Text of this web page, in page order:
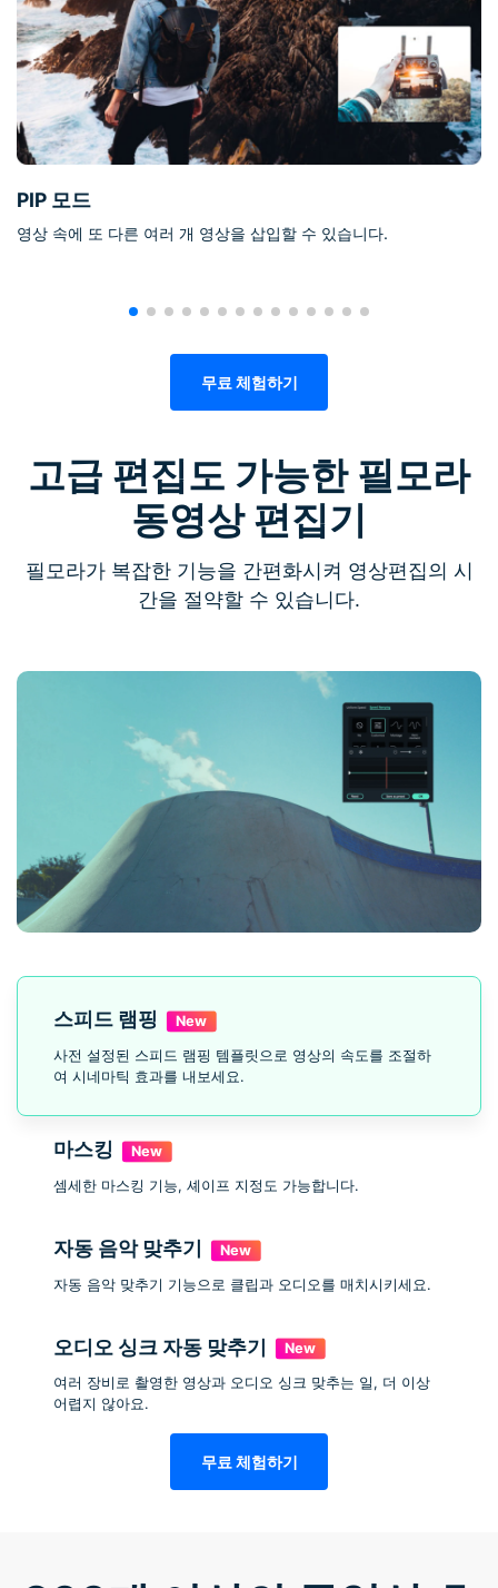
PIP 모드
영상 속에 또 다른 여러 개 영상을 삽입할 수 있습니다.
무료 체험하기
고급 편집도 가능한 필모라
동영상 편집기
필모라가 복잡한 기능을 간편화시켜 영상편집의 시
간을 절약할 수 있습니다.
스피드 램핑
사전 설정된 스피드 램핑 템플릿으로 영상의 속도를 조절하
여 시네마틱 효과를 내보세요.
마스킹
셈세한 마스킹 기능, 셰이프 지정도 가능합니다.
자동 음악 맞추기
자동 음악 맞추기 기능으로 클립과 오디오를 매치시키세요.
오디오 싱크 자동 맞추기
여러 장비로 촬영한 영상과 오디오 싱크 맞추는 일, 더 이상
어렵지 않아요.
무료 체험하기